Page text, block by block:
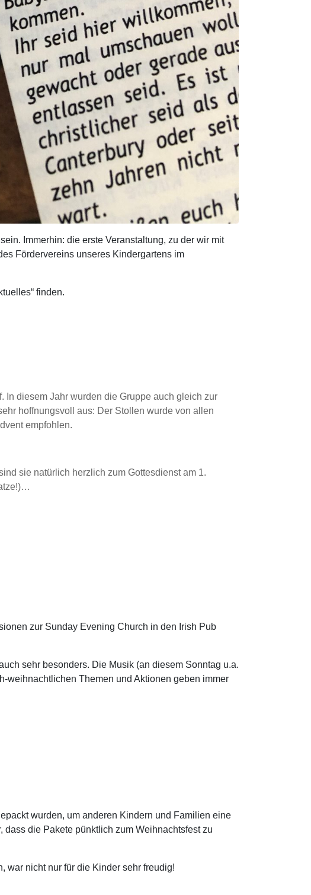
Immerhin: die erste Veranstaltung, zu der wir mit
Fördervereins unseres Kindergartens im
finden.
In diesem Jahr wurden die Gruppe auch gleich zur
hoffnungsvoll aus: Der Stollen wurde von allen
empfohlen.
sie natürlich herzlich zum Gottesdienst am 1.
zur Sunday Evening Church in den Irish Pub
sehr besonders. Die Musik (an diesem Sonntag u.a.
weihnachtlichen Themen und Aktionen geben immer
wurden, um anderen Kindern und Familien eine
die Pakete pünktlich zum Weihnachtsfest zu
war nicht nur für die Kinder sehr freudig!